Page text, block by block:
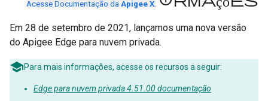
Acesse Documentação da Apigee X.
Em 28 de setembro de 2021, lançamos uma nova versão
do Apigee Edge para nuvem privada.
Para mais informações, acesse os recursos a seguir:
Edge para nuvem privada 4.51.00 documentação